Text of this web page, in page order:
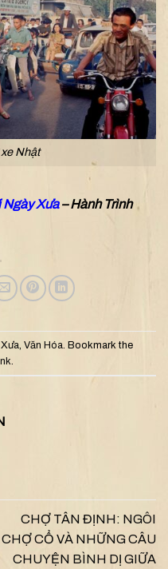
Nhật
Ngày Xưa– Hành Trình
Văn Hóa . Bookmark the
CHỢ TÂN ĐỊNH: NGÔI
CHỢ CỔ VÀ NHỮNG CÂU
CHUYỆN BÌNH DỊ GIỮA